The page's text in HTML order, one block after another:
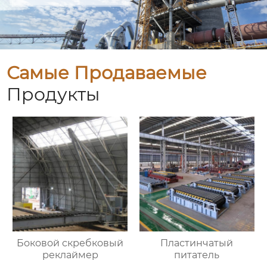
Самые Продаваемые
Продукты
Боковой скребковый
реклаймер
Пластинчатый
питатель